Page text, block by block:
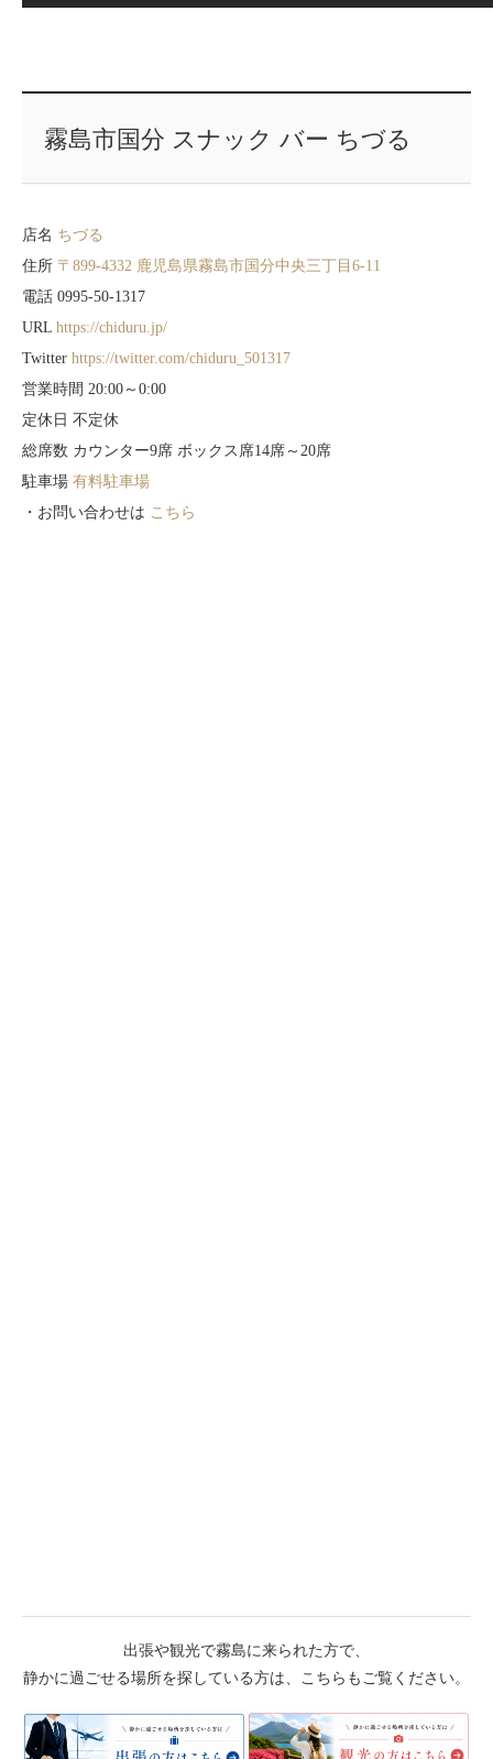
霧島市国分 スナック バー ちづる
店名 ちづる
住所 〒899-4332 鹿児島県霧島市国分中央三丁目6-11
電話 0995-50-1317
URL https://chiduru.jp/
Twitter https://twitter.com/chiduru_501317
営業時間 20:00～0:00
定休日 不定休
総席数 カウンター9席 ボックス席14席～20席
駐車場 有料駐車場
・お問い合わせは こちら
出張や観光で霧島に来られた方で、
静かに過ごせる場所を探している方は、こちらもご覧ください。